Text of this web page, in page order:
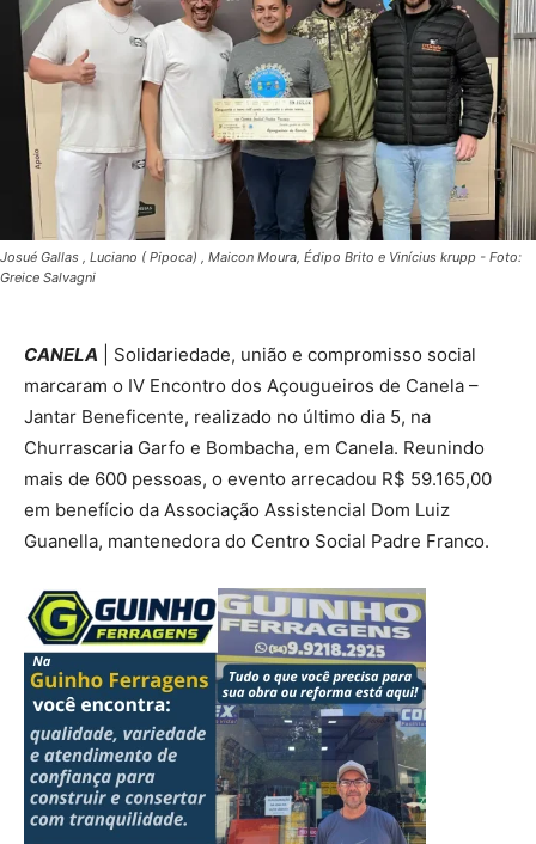
Josué Gallas , Luciano ( Pipoca) , Maicon Moura, Édipo Brito e Vinícius krupp - Foto:
Greice Salvagni
CANELA | Solidariedade, união e compromisso social
marcaram o IV Encontro dos Açougueiros de Canela –
Jantar Beneficente, realizado no último dia 5, na
Churrascaria Garfo e Bombacha, em Canela. Reunindo
mais de 600 pessoas, o evento arrecadou R$ 59.165,00
em benefício da Associação Assistencial Dom Luiz
Guanella, mantenedora do Centro Social Padre Franco.